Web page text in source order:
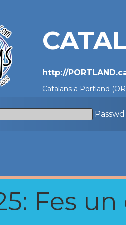
http://
Catalans a Portland
Passwd
Fes